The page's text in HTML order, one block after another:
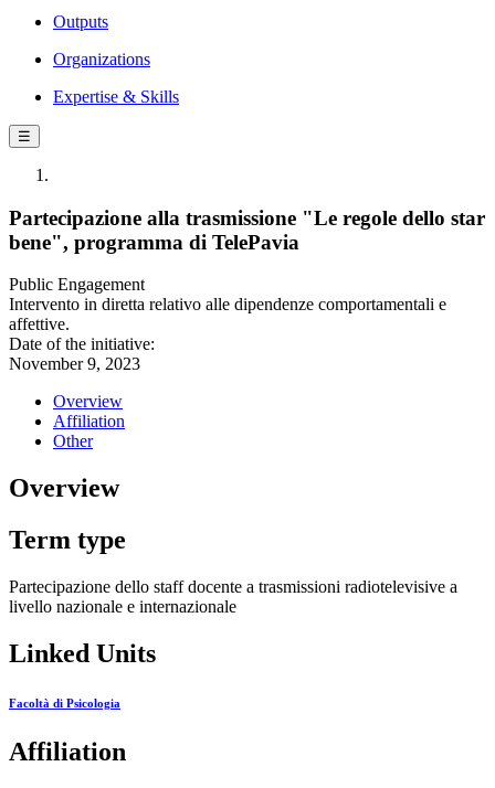
Outputs
Organizations
Expertise & Skills
☰
Partecipazione alla trasmissione "Le regole dello star
bene", programma di TelePavia
Public Engagement
Intervento in diretta relativo alle dipendenze comportamentali e
affettive.
Date of the initiative:
November 9, 2023
Overview
Affiliation
Other
Overview
Term type
Partecipazione dello staff docente a trasmissioni radiotelevisive a
livello nazionale e internazionale
Linked Units
Facoltà di Psicologia
Affiliation